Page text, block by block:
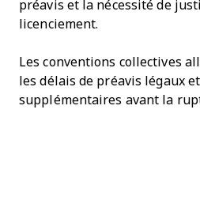
préavis et la nécessité de
licenciement.
Les conventions collectives
les délais de préavis légaux
supplémentaires avant la